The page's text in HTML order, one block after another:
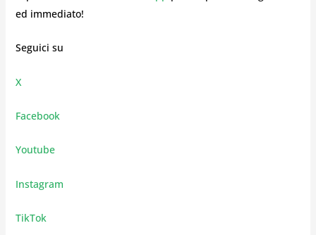
ed immediato!
Seguici su
X
Facebook
Youtube
Instagram
TikTok